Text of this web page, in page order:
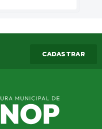
CADASTRAR